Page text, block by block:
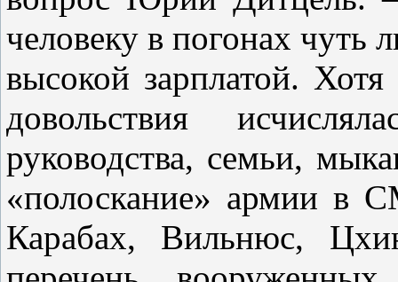
человеку в погонах чуть
высокой зарплатой.
довольствия
руководства, семьи,
«полоскание» армии в
Карабах, Вильнюс,